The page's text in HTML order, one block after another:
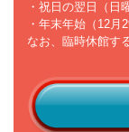
・祝日の翌日（日
・年末年始（12月
なお、臨時休館す